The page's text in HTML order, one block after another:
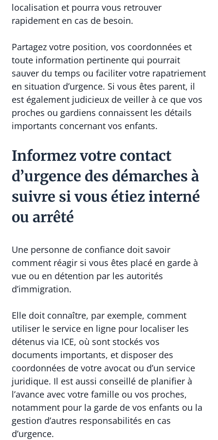
localisation et pourra vous retrouver
rapidement en cas de besoin.
Partagez votre position, vos coordonnées et
toute information pertinente qui pourrait
sauver du temps ou faciliter votre rapatriement
en situation d’urgence. Si vous êtes parent, il
est également judicieux de veiller à ce que vos
proches ou gardiens connaissent les détails
importants concernant vos enfants.
Informez votre contact
d’urgence des démarches à
suivre si vous étiez interné
ou arrêté
Une personne de confiance doit savoir
comment réagir si vous êtes placé en garde à
vue ou en détention par les autorités
d’immigration.
Elle doit connaître, par exemple, comment
utiliser le service en ligne pour localiser les
détenus via ICE, où sont stockés vos
documents importants, et disposer des
coordonnées de votre avocat ou d’un service
juridique. Il est aussi conseillé de planifier à
l’avance avec votre famille ou vos proches,
notamment pour la garde de vos enfants ou la
gestion d’autres responsabilités en cas
d’urgence.